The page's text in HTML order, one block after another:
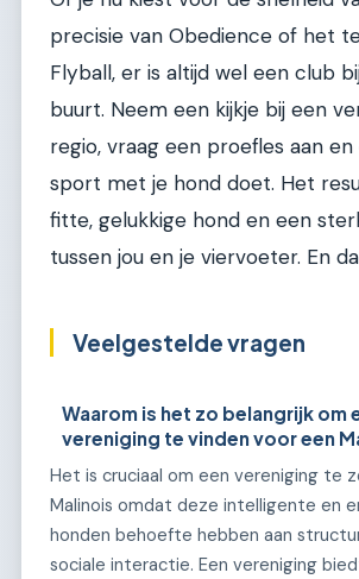
precisie van Obedience of het
Flyball, er is altijd wel een club
buurt. Neem een kijkje bij een
regio, vraag een proefles aan
sport met je hond doet. Het
fitte, gelukkige hond en een
tussen jou en je viervoeter. En
Veelgestelde vragen
Waarom is het zo belangrijk om
vereniging te vinden voor een
Het is cruciaal om een vereniging te
Malinois omdat deze intelligente en
honden behoefte hebben aan
sociale interactie. Een vereniging